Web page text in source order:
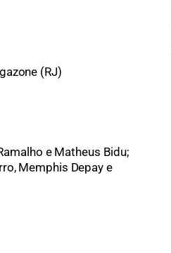
(RJ)
e Matheus Bidu;
Memphis Depay e